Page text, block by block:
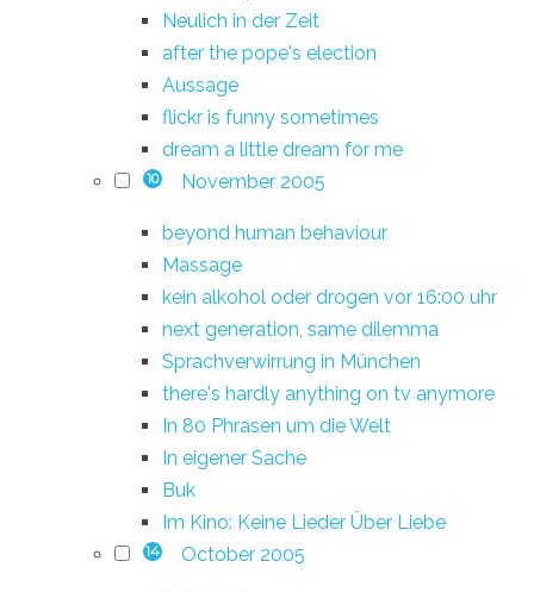
Neulich in der Zeit
after the pope's election
Aussage
flickr is funny sometimes
dream a little dream for me
10 November 2005
beyond human behaviour
Massage
kein alkohol oder drogen vor 16:00 uhr
next generation, same dilemma
Sprachverwirrung in München
there's hardly anything on tv anymore
In 80 Phrasen um die Welt
In eigener Sache
Buk
Im Kino: Keine Lieder Über Liebe
14 October 2005